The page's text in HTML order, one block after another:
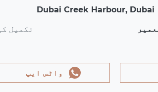
Dubai Creek Harbour, Dubai
تکمیل
واٹس ایپ